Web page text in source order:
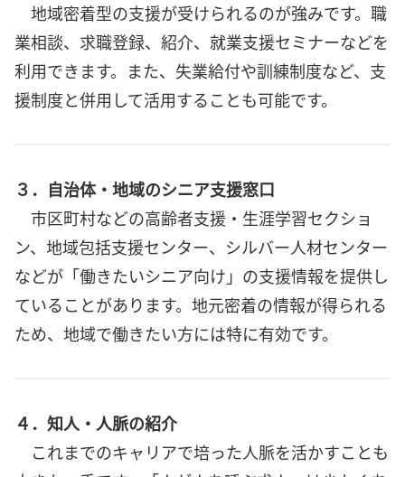
地域密着型の支援が受けられるのが強みです。職
業相談、求職登録、紹介、就業支援セミナーなどを
利用できます。また、失業給付や訓練制度など、支
援制度と併用して活用することも可能です。
３．自治体・地域のシニア支援窓口
市区町村などの高齢者支援・生涯学習セクショ
ン、地域包括支援センター、シルバー人材センター
などが「働きたいシニア向け」の支援情報を提供し
ていることがあります。地元密着の情報が得られる
ため、地域で働きたい方には特に有効です。
４．知人・人脈の紹介
これまでのキャリアで培った人脈を活かすことも